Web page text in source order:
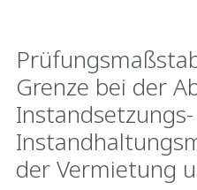
Grenze bei der
der Vermietung